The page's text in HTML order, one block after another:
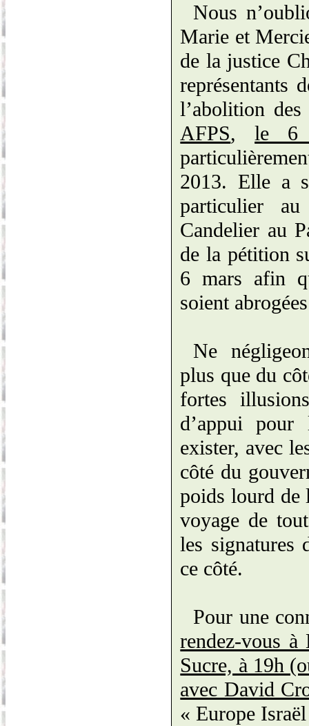
Nous
Marie et
de la justice
représentants
l’abolition
AFPS,le 6
2013. Elle a
particulier
Candelier au
de la pétition
6 mars afin
soient
Ne
plus que du
fortes
d’appui
exister, avec
côté du
poids lourd de
voyage de
les signatures
ce côté.
Pour une
rendez-vous
Sucre, à 19h
avec David
« Europe